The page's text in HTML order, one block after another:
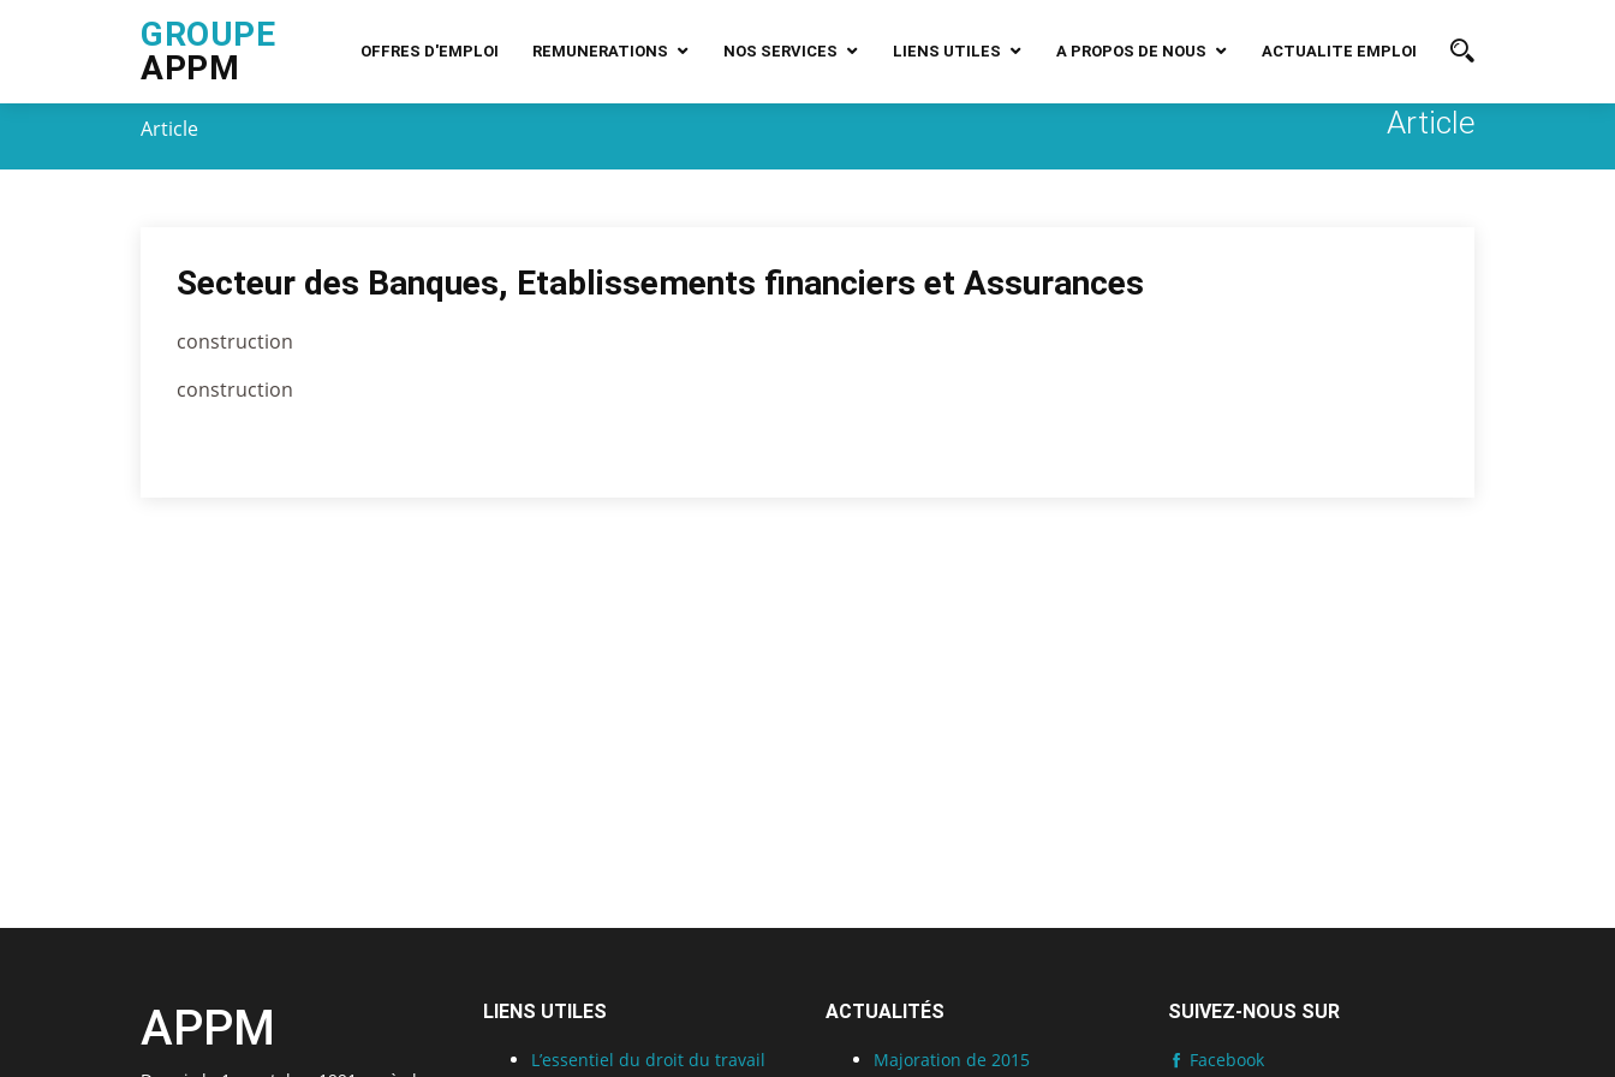
GROUPE
APPM
OFFRES D'EMPLOI REMUNERATIONS NOS SERVICES LIENS UTILES A PROPOS DE NOUS ACTUALITE EMPLOI
Article Article
Secteur des Banques, Etablissements financiers et Assurances
construction
construction
APPM LIENS UTILES
L’essentiel du droit du travail
ACTUALITÉS
Majoration de 2015
SUIVEZ-NOUS SUR
Facebook